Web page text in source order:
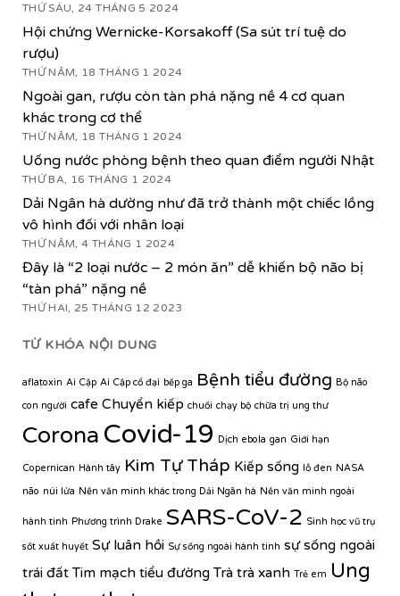
THỨ SÁU, 24 THÁNG 5 2024
Hội chứng Wernicke-Korsakoff (Sa sút trí tuệ do
rượu)
THỨ NĂM, 18 THÁNG 1 2024
Ngoài gan, rượu còn tàn phá nặng nề 4 cơ quan
khác trong cơ thể
THỨ NĂM, 18 THÁNG 1 2024
Uống nước phòng bệnh theo quan điểm người Nhật
THỨ BA, 16 THÁNG 1 2024
Dải Ngân hà dường như đã trở thành một chiếc lồng
vô hình đối với nhân loại
THỨ NĂM, 4 THÁNG 1 2024
Đây là “2 loại nước – 2 món ăn” dễ khiến bộ não bị
“tàn phá” nặng nề
THỨ HAI, 25 THÁNG 12 2023
TỪ KHÓA NỘI DUNG
aflatoxin Ai Cập Ai Cập cổ đại bếp ga Bệnh tiểu đường Bộ não
con người cafe Chuyển kiếp chuối chạy bộ chữa trị ung thư
Corona Covid-19 Dịch ebola gan Giới hạn
Copernican Hành tây Kim Tự Tháp Kiếp sống lỗ đen NASA
não núi lửa Nền văn minh khác trong Dải Ngân hà Nền văn minh ngoài
hành tinh Phương trình Drake SARS-CoV-2 Sinh học vũ trụ
sốt xuất huyết Sự luân hồi Sự sống ngoài hành tinh sự sống ngoài
trái đất Tim mạch tiểu đường Trà trà xanh Trẻ em Ung